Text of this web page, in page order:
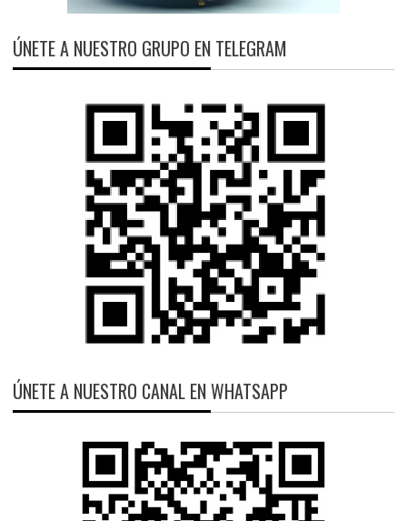
ÚNETE A NUESTRO GRUPO EN TELEGRAM
ÚNETE A NUESTRO CANAL EN WHATSAPP